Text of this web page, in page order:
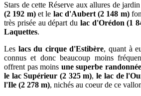
Stars de cette Réserve aux allures de
(2 192 m)et le lac d'Aubert (2 148 m)
très prisée au départ du lac d'Orédon (1
Laquettes.
Les lacs du cirque d'Estibère, quant à
connus et donc beaucoup moins
offrent pas moins une superbe randonnée
le lac Supérieur (2 325 m),le lac de
l'Ile (2 278 m), nichés au coeur de ce